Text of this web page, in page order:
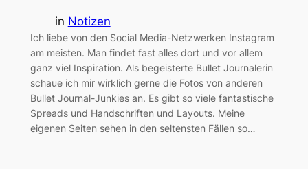
in Notizen
Ich liebe von den Social Media-Netzwerken Instagram
am meisten. Man findet fast alles dort und vor allem
ganz viel Inspiration. Als begeisterte Bullet Journalerin
schaue ich mir wirklich gerne die Fotos von anderen
Bullet Journal-Junkies an. Es gibt so viele fantastische
Spreads und Handschriften und Layouts. Meine
eigenen Seiten sehen in den seltensten Fällen so…